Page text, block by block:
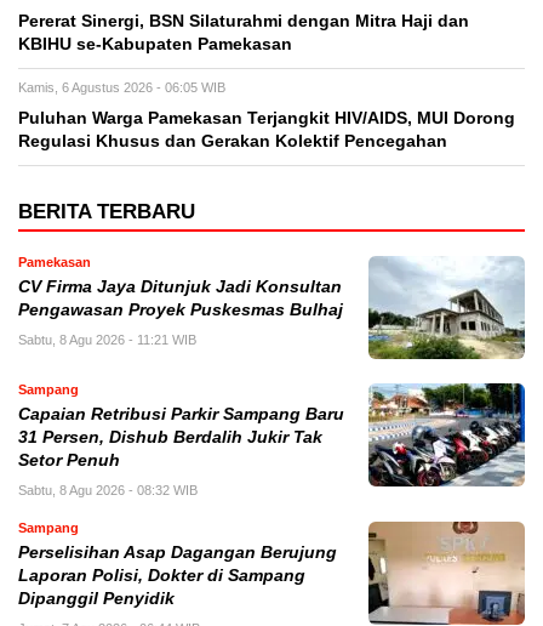
Pererat Sinergi, BSN Silaturahmi dengan Mitra Haji dan
KBIHU se-Kabupaten Pamekasan
Kamis, 6 Agustus 2026 - 06:05 WIB
Puluhan Warga Pamekasan Terjangkit HIV/AIDS, MUI Dorong
Regulasi Khusus dan Gerakan Kolektif Pencegahan
BERITA TERBARU
Pamekasan
CV Firma Jaya Ditunjuk Jadi Konsultan
Pengawasan Proyek Puskesmas Bulhaj
Sabtu, 8 Agu 2026 - 11:21 WIB
Sampang
Capaian Retribusi Parkir Sampang Baru
31 Persen, Dishub Berdalih Jukir Tak
Setor Penuh
Sabtu, 8 Agu 2026 - 08:32 WIB
Sampang
Perselisihan Asap Dagangan Berujung
Laporan Polisi, Dokter di Sampang
Dipanggil Penyidik